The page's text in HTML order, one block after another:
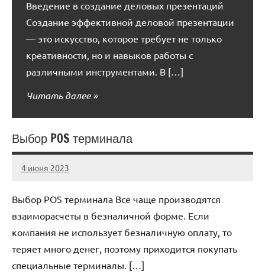
Введение в создание деловых презентаций
Создание эффективной деловой презентации
— это искусство, которое требует не только
креативности, но и навыков работы с
различными инструментами. В […]
Читать далее
Выбор POS терминала
4 июня 2023
anti_shpion_
Нет
Выбор POS терминала Все чаще производятся
взаиморасчеты в безналичной форме. Если
компания не использует безналичную оплату, то
теряет много денег, поэтому приходится покупать
специальные терминалы. […]